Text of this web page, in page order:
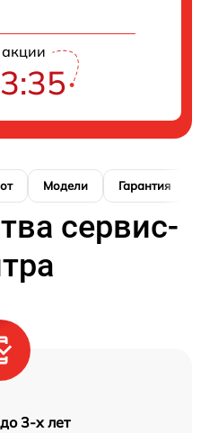
Модели Гарантия
сервис-
3-х лет